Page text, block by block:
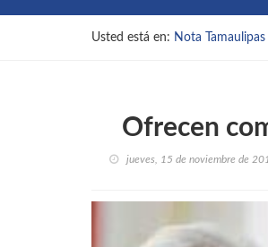
Usted está en: Nota Tamaulipas
Ofrecen
jueves, 15 de noviembre de